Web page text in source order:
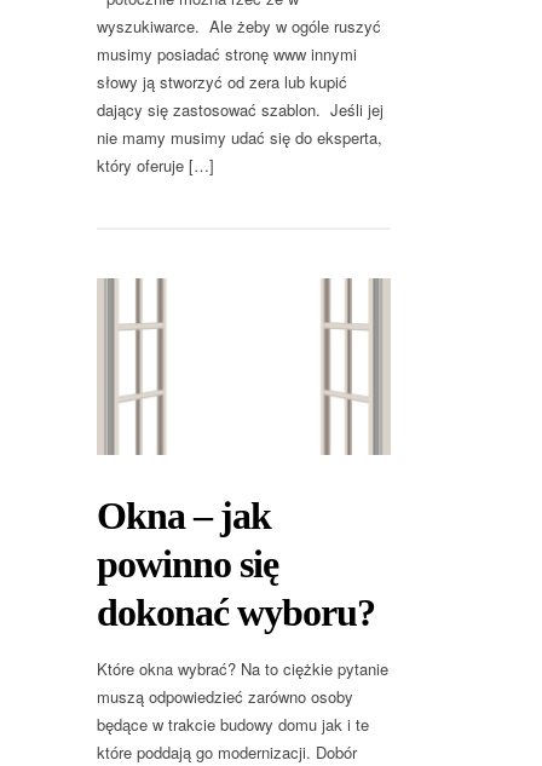
wyszukiwarce. Ale żeby w ogóle ruszyć
musimy posiadać stronę www innymi
słowy ją stworzyć od zera lub kupić
dający się zastosować szablon. Jeśli jej
nie mamy musimy udać się do eksperta,
który oferuje […]
Okna – jak
powinno się
dokonać wyboru?
Które okna wybrać? Na to ciężkie pytanie
muszą odpowiedzieć zarówno osoby
będące w trakcie budowy domu jak i te
które poddają go modernizacji. Dobór